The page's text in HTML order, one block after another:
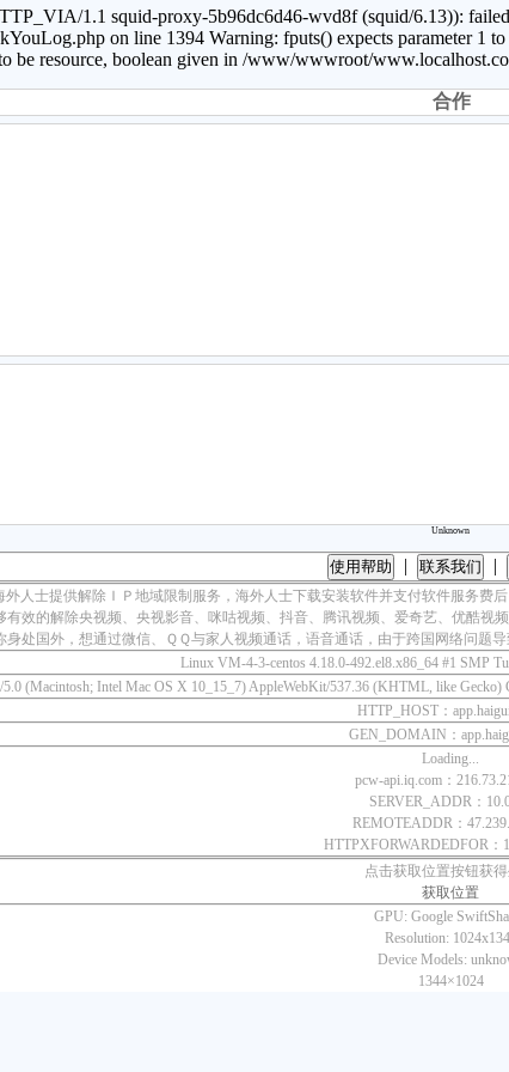
1.1 squid-proxy-5b96dc6d46-wvd8f (squid/6.13)):
on line 1394 Warning: fputs() expects parameter
be resource, boolean given in /www/wwwroot/
合作
Unknown
使用帮助 | 联系我们 |
外人士提供解除ＩＰ地域限制服务，海外人士下载安装软件并支付软件服务费
有效的解除央视频、央视影音、咪咕视频、抖音、腾讯视频、爱奇艺、优酷视
身处国外，想通过微信、ＱＱ与家人视频通话，语音通话，由于跨国网络问题
Linux VM-4-3-centos 4.18.0-492.el8.x86_64 #1 SMP
(Macintosh; Intel Mac OS X 10_15_7) AppleWebKit/537.36 (KHTML, like Gecko)
HTTP_HOST：
GEN_DOMAIN：
Loading...
pcw-api.iq.com：
SERVER_ADDR：
REMOTEADDR：
HTTPXFORWARDEDFOR：
点击获取位置按钮获
获取位置
GPU: Google
Resolution:
Device Models:
1344×1024